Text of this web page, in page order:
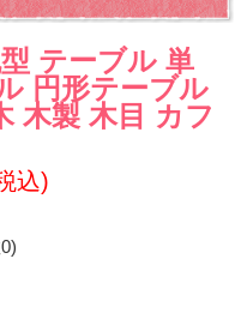
テーブル 単
円形テーブル
木製 木目 カフ
込)